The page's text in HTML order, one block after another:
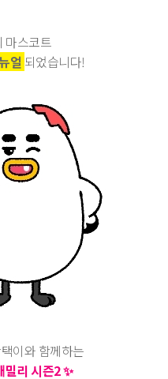
마스코트
얼 되었습니다!
이와 함께하는
밀리 시즌2✨